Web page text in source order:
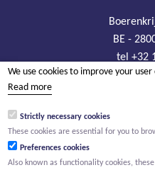
BE -
tel +32
RLP Antwerp,
We use cookies to improve your
Read more
Strictly necessary cookies
These cookies are essential for you to
Preferences cookies
Also known as functionality cookies,